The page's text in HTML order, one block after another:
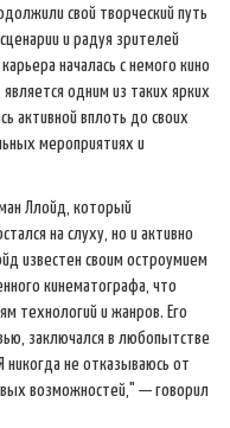
свой творческий путь
и радуя зрителей
началась с немого кино
одним из таких ярких
активной вплоть до своих
мероприятиях и
Ллойд, который
на слуху, но и активно
известен своим остроумием
кинематографа, что
технологий и жанров. Его
заключался в любопытстве
никогда не отказываюсь от
возможностей," — говорил